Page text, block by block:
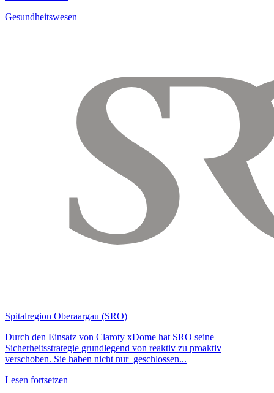
Gesundheitswesen
Spitalregion Oberaargau (SRO)
Durch den Einsatz von Claroty xDome hat SRO seine
Sicherheitsstrategie grundlegend von reaktiv zu proaktiv
verschoben. Sie haben nicht nur geschlossen...
Lesen fortsetzen